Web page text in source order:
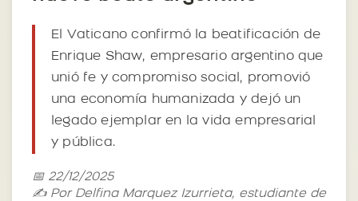
El Vaticano confirmó la beatificación de
Enrique Shaw, empresario argentino que
unió fe y compromiso social, promovió
una economía humanizada y dejó un
legado ejemplar en la vida empresarial
y pública.
📅 22/12/2025
✍️ Por Delfina Marquez Izurrieta, estudiante de